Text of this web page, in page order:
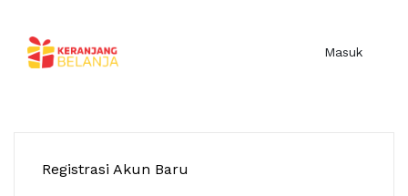
Masuk
Registrasi Akun Baru